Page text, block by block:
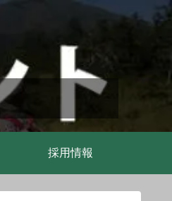
採用情報